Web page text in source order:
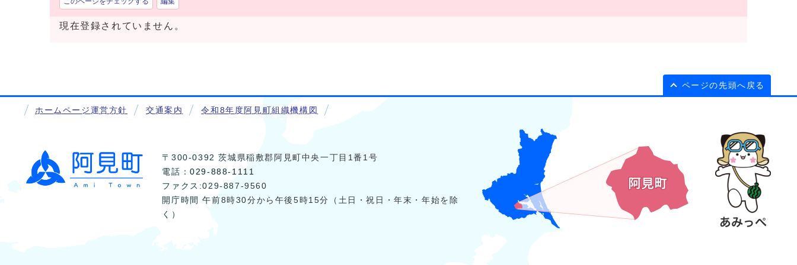
現在登録されていません。
ページの先頭へ戻る
ホームページ運営方針 交通案内 令和8年度阿見町組織機構図
〒300-0392 茨城県稲敷郡阿見町中央一丁目1番1号
電話：029-888-1111
ファクス:029-887-9560
開庁時間 午前8時30分から午後5時15分（土日・祝日・年末・年始を除
く）